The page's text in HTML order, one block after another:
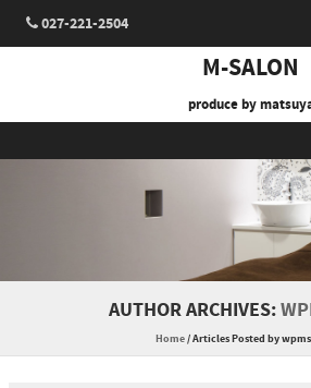
027-221-2504
M-SALON
produce by
AUTHOR ARCHIVES:
Home/Articles Posted by